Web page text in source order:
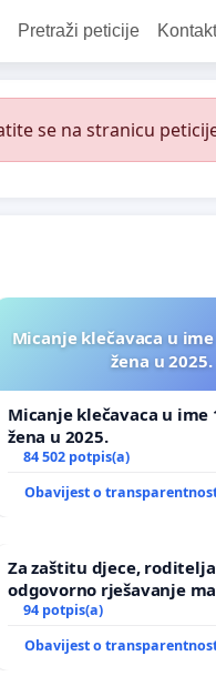
Pretraži peticije
se na stranicu
Micanje klečavaca u
žena u 2025.
Micanje klečavaca u ime
žena u 2025.
84 502 potpis(a)
Obavijest o
Za zaštitu djece,
odgovorno rješavanje
nasilja
94 potpis(a)
Obavijest o